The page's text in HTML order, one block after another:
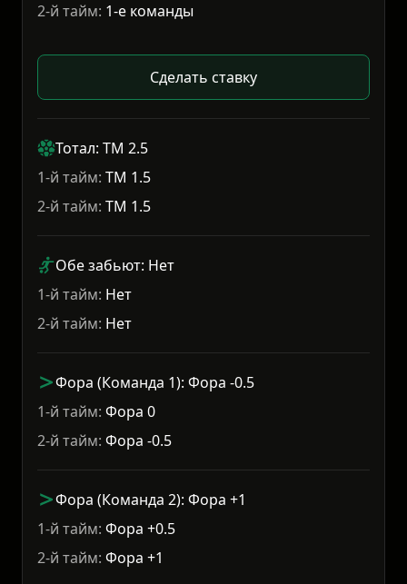
2-й тайм: 1-е команды
Сделать ставку
Тотал: ТМ 2.5
1-й тайм: ТМ 1.5
2-й тайм: ТМ 1.5
Обе забьют: Нет
1-й тайм: Нет
2-й тайм: Нет
Фора (Команда 1): Фора -0.5
1-й тайм: Фора 0
2-й тайм: Фора -0.5
Фора (Команда 2): Фора +1
1-й тайм: Фора +0.5
2-й тайм: Фора +1